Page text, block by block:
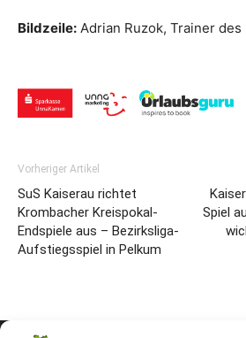
Bildzeile: Adrian Ruzok, Trainer des
Vorheriger Artikel
SuS Kaiserau richtet
Krombacher Kreispokal-
Endspiele aus – Bezirksliga-
Aufstiegsspiel in Pelkum
Spiel